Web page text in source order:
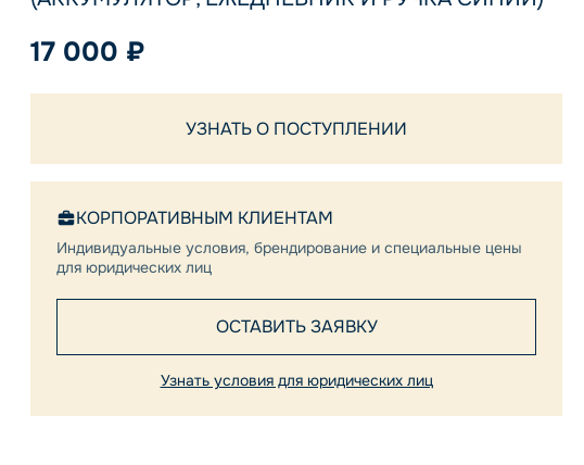
17 000 ₽
УЗНАТЬ О ПОСТУПЛЕНИИ
КОРПОРАТИВНЫМ КЛИЕНТАМ
Индивидуальные условия, брендирование и специальные цены
для юридических лиц
ОСТАВИТЬ ЗАЯВКУ
Узнать условия для юридических лиц